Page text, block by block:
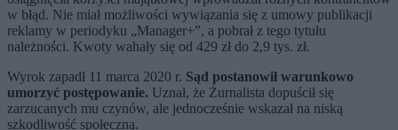
w błąd. Nie miał możliwości wywiązania się z umowy publikacji
reklamy w periodyku „Manager+”, a pobrał z tego tytułu
należności. Kwoty wahały się od 429 zł do 2,9 tys. zł.
Wyrok zapadł 11 marca 2020 r. Sąd postanowił warunkowo
umorzyć postępowanie. Uznał, że Żurnalista dopuścił się
zarzucanych mu czynów, ale jednocześnie wskazał na niską
szkodliwość społeczną.